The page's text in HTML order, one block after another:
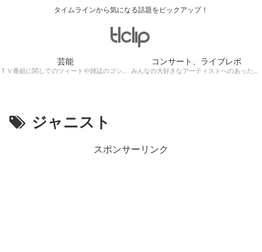
タイムラインから気になる話題をピックアップ！
芸能
ＴＶ番組に関してのツィートや雑誌のゴシップ記事、芸能人目撃情報・ロケ現場遭遇・・・
コンサート、ライブレポ
みんなの大好きなアーティストへのあったかぁ～い思いをツイッターレポートに保存！
ジャニスト
スポンサーリンク